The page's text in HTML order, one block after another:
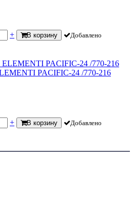
+ В корзину Добавлено
PACIFIC-24 /770-216
+ В корзину Добавлено